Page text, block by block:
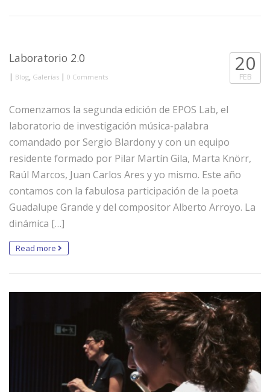
Laboratorio 2.0
| Blog, Galerías | 0 Comments
20
FEB
Comenzamos la segunda edición de EPOS Lab, el
laboratorio de investigación música-palabra
comandado por Sergio Blardony y con un equipo
residente formado por Pilar Martín Gila, Marta Knörr,
Raúl Marcos, Juan Carlos Ares y yo mismo. Este año
contamos con la fabulosa participación de la poeta
Guadalupe Grande y del compositor Alberto Arroyo. La
dinámica […]
Read more